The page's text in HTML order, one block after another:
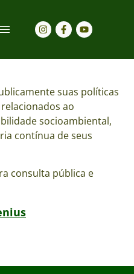
suas políticas
ao
socioambiental,
contínua de seus
consulta pública e